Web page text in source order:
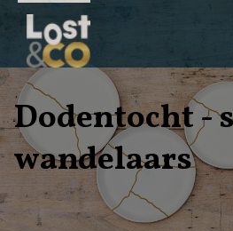
Dodentocht -
wandelaars